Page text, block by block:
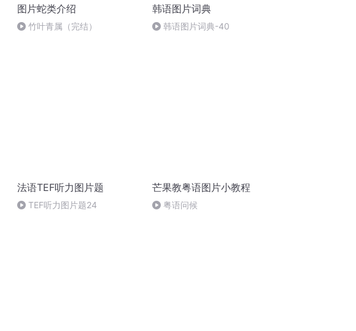
图片蛇类介绍
竹叶青属（完结）
韩语图片词典
韩语图片词典-40
法语TEF听力图片题
TEF听力图片题24
芒果教粤语图片小教程
粤语问候